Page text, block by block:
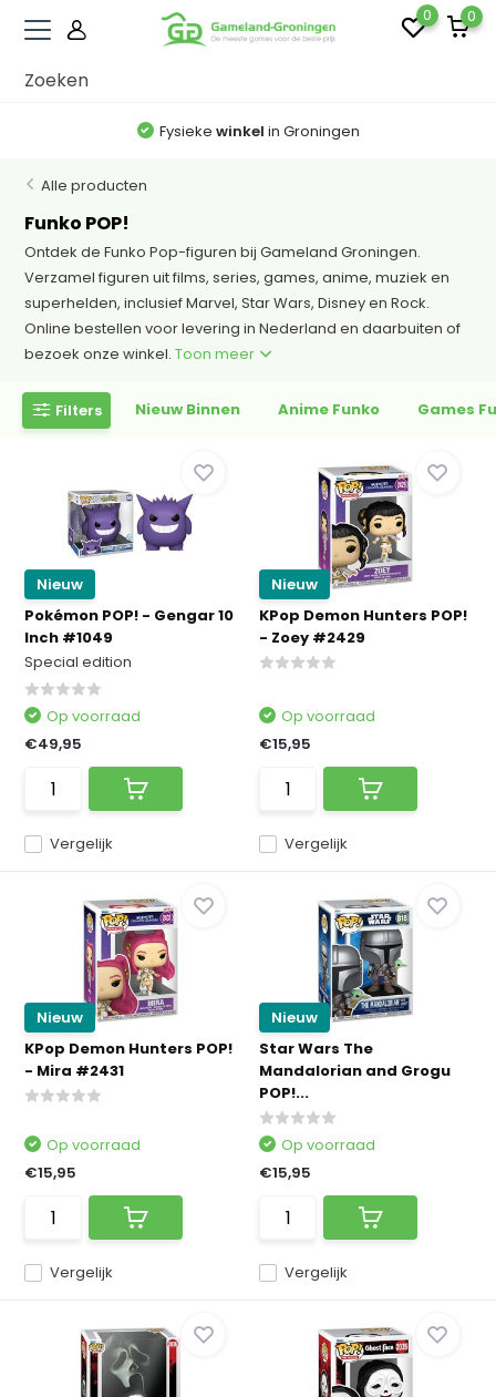
0 0
Fysieke winkel in Groningen
Alle producten
Funko POP!
Ontdek de Funko Pop-figuren bij Gameland Groningen.
Verzamel figuren uit films, series, games, anime, muziek en
superhelden, inclusief Marvel, Star Wars, Disney en Rock.
Online bestellen voor levering in Nederland en daarbuiten of
bezoek onze winkel.Toon meer
Filters Nieuw Binnen Anime Funko Games
Nieuw
Pokémon POP! - Gengar 10
Inch #1049
Special edition
Vergelijk
Op voorraad
€49,95
Nieuw
KPop Demon Hunters POP!
- Zoey #2429
Vergelijk
Op voorraad
€15,95
Nieuw
KPop Demon Hunters POP!
- Mira #2431
Vergelijk
Op voorraad
€15,95
Nieuw
Star Wars The
Mandalorian and Grogu
POP!...
Vergelijk
Op voorraad
€15,95